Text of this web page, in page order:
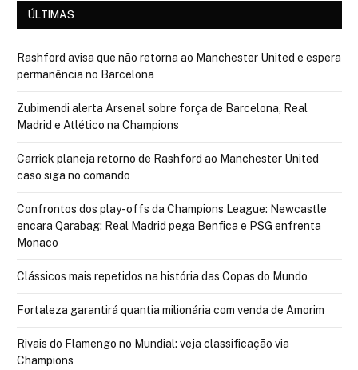
ÚLTIMAS
Rashford avisa que não retorna ao Manchester United e espera
permanência no Barcelona
Zubimendi alerta Arsenal sobre força de Barcelona, Real
Madrid e Atlético na Champions
Carrick planeja retorno de Rashford ao Manchester United
caso siga no comando
Confrontos dos play-offs da Champions League: Newcastle
encara Qarabag; Real Madrid pega Benfica e PSG enfrenta
Monaco
Clássicos mais repetidos na história das Copas do Mundo
Fortaleza garantirá quantia milionária com venda de Amorim
Rivais do Flamengo no Mundial: veja classificação via
Champions